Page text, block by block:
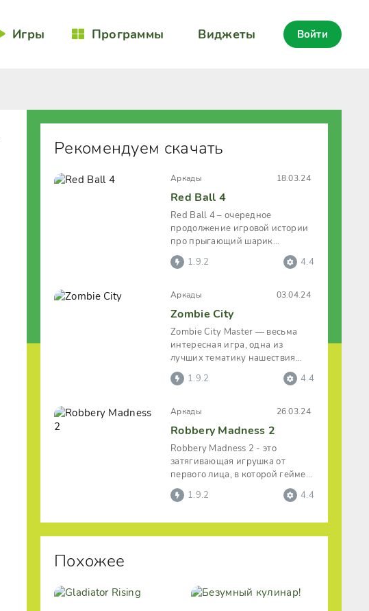
Игры Программы Виджеты Войти
Рекомендуем скачать
Аркады 18.03.24
Red Ball 4
Red Ball 4 – очередное
продолжение игровой истории
про прыгающий шарик
красного цвета. В данной серии
игроку необходимо
1.9.2 4.4
Аркады 03.04.24
Zombie City
Zombie City Master — весьма
интересная игра, одна из
лучших тематику нашествия
зомби. В которой пользователь
сможет
1.9.2 4.4
Аркады 26.03.24
Robbery Madness 2
Robbery Madness 2 - это
затягивающая игрушка от
первого лица, в которой геймер
станет выполнять миссию
опытного вора.
1.9.2 4.4
Похожее